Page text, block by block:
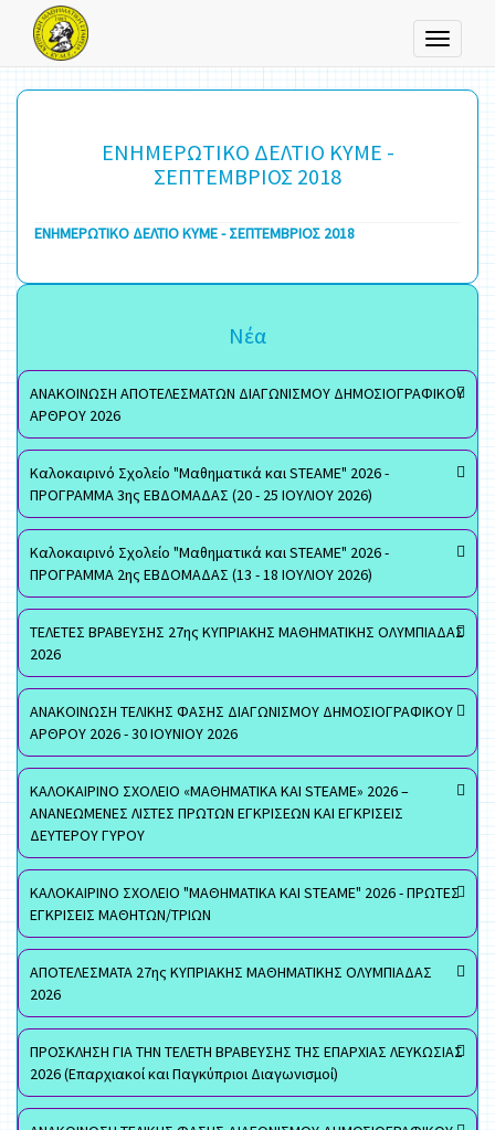
Toggle
ΕΝΗΜΕΡΩΤΙΚΟ ΔΕΛΤΙΟ ΚΥΜΕ -
ΣΕΠΤΕΜΒΡΙΟΣ 2018
ΕΝΗΜΕΡΩΤΙΚΟ ΔΕΛΤΙΟ ΚΥΜΕ - ΣΕΠΤΕΜΒΡΙΟΣ 2018
Νέα
ΑΝΑΚΟΙΝΩΣΗ ΑΠΟΤΕΛΕΣΜΑΤΩΝ ΔΙΑΓΩΝΙΣΜΟΥ ΔΗΜΟΣΙΟΓΡΑΦΙΚΟΥ
ΑΡΘΡΟΥ 2026
Καλοκαιρινό Σχολείο "Μαθηματικά και STEAME" 2026 -
ΠΡΟΓΡΑΜΜΑ 3ης ΕΒΔΟΜΑΔΑΣ (20 - 25 ΙΟΥΛΙΟΥ 2026)
Καλοκαιρινό Σχολείο "Μαθηματικά και STEAME" 2026 -
ΠΡΟΓΡΑΜΜΑ 2ης ΕΒΔΟΜΑΔΑΣ (13 - 18 ΙΟΥΛΙΟΥ 2026)
ΤΕΛΕΤΕΣ ΒΡΑΒΕΥΣΗΣ 27ης ΚΥΠΡΙΑΚΗΣ ΜΑΘΗΜΑΤΙΚΗΣ ΟΛΥΜΠΙΑΔΑΣ
2026
ΑΝΑΚΟΙΝΩΣΗ ΤΕΛΙΚΗΣ ΦΑΣΗΣ ΔΙΑΓΩΝΙΣΜΟΥ ΔΗΜΟΣΙΟΓΡΑΦΙΚΟΥ
ΑΡΘΡΟΥ 2026 - 30 ΙΟΥΝΙΟΥ 2026
ΚΑΛΟΚΑΙΡΙΝΟ ΣΧΟΛΕΙΟ «ΜΑΘΗΜΑΤΙΚΑ ΚΑΙ STEAME» 2026 –
ΑΝΑΝΕΩΜΕΝΕΣ ΛΙΣΤΕΣ ΠΡΩΤΩΝ ΕΓΚΡΙΣΕΩΝ ΚΑΙ ΕΓΚΡΙΣΕΙΣ
ΔΕΥΤΕΡΟΥ ΓΥΡΟΥ
ΚΑΛΟΚΑΙΡΙΝΟ ΣΧΟΛΕΙΟ "ΜΑΘΗΜΑΤΙΚΑ ΚΑΙ STEAME" 2026 - ΠΡΩΤΕΣ
ΕΓΚΡΙΣΕΙΣ ΜΑΘΗΤΩΝ/ΤΡΙΩΝ
ΑΠΟΤΕΛΕΣΜΑΤΑ 27ης ΚΥΠΡΙΑΚΗΣ ΜΑΘΗΜΑΤΙΚΗΣ ΟΛΥΜΠΙΑΔΑΣ
2026
ΠΡΟΣΚΛΗΣΗ ΓΙΑ ΤΗΝ ΤΕΛΕΤΗ ΒΡΑΒΕΥΣΗΣ ΤΗΣ ΕΠΑΡΧΙΑΣ ΛΕΥΚΩΣΙΑΣ
2026 (Επαρχιακοί και Παγκύπριοι Διαγωνισμοί)